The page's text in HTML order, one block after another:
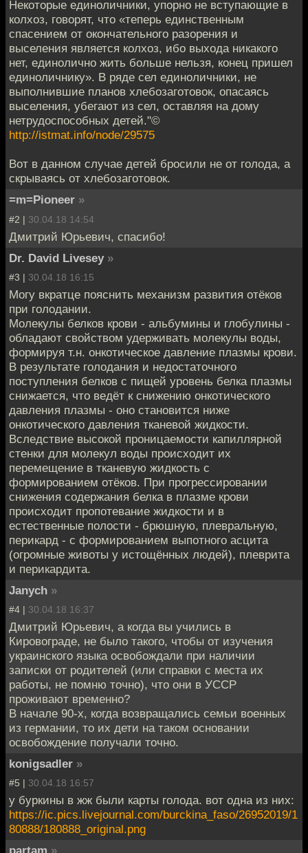
Некоторые единоличники, упорно не вступающие в
колхоз, говорят, что «теперь единственным
спасением от окончательного разорения и
выселения является колхоз, ибо выхода никакого
нет, единолично жить больше нельзя, конец пришел
единоличнику». В ряде сел единоличники, не
выполнившие планов хлебозаготовок, опасаясь
выселения, убегают из сел, оставляя на дому
нетрудоспособных детей."©
http://istmat.info/node/29575
Вот в данном случае детей бросили не от голода, а
скрываясь от хлебозаготовок.
=m=Pioneer »
#2 | 30.04.18 14:54
Дмитрий Юрьевич, спасибо!
Dr. David Livesey »
#3 | 30.04.18 16:15
Могу вкратце пояснить механизм развития отёков
при голодании.
Молекулы белков крови - альбумины и глобулины -
обладают свойством удерживать молекулы воды,
формируя т.н. онкотическое давление плазмы крови.
В результате голодания и недостаточного
поступления белков с пищей уровень белка плазмы
снижается, что ведёт к снижению онкотического
давления плазмы - оно становится ниже
онкотического давления тканевой жидкости.
Вследствие высокой проницаемости капиллярной
стенки для молекул воды происходит их
перемещение в тканевую жидкость с
формированием отёков. При прогрессировании
снижения содержания белка в плазме крови
происходит пропотевание жидкости и в
естественные полости - брюшную, плевральную,
перикард - с формированием выпотного асцита
(огромные животы у истощённых людей), плеврита
и перикардита.
Janych »
#4 | 30.04.18 16:37
Дмитрий Юрьевич, а когда вы учились в
Кировограде, не было такого, чтобы от изучения
украинского языка освобождали при наличии
записки от родителей (или справки с места их
работы, не помню точно), что они в УССР
проживают временно?
В начале 90-х, когда возвращались семьи военных
из германии, то их дети на таком основании
освобождение получали точно.
konigsadler »
#5 | 30.04.18 16:57
у буркины в жж были карты голода. вот одна из них:
https://ic.pics.livejournal.com/burckina_faso/26952019/1
80888/180888_original.png
partam »